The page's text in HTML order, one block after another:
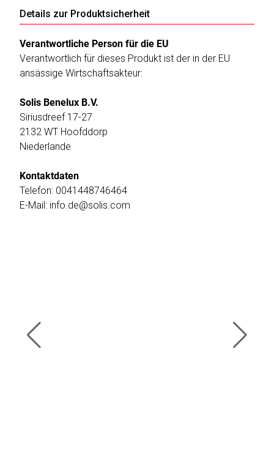
Details zur Produktsicherheit
Verantwortliche Person für die EU
Verantwortlich für dieses Produkt ist der in der EU
ansässige Wirtschaftsakteur:
Solis Benelux B.V.
Siriusdreef 17-27
2132 WT Hoofddorp
Niederlande
Kontaktdaten
Telefon: 0041448746464
E-Mail: info.de@solis.com